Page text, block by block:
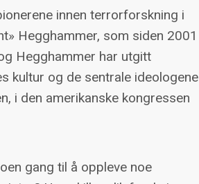
innen terrorforskning i
Hegghammer, som siden 2001
Hegghammer har utgitt
kultur og de sentrale ideologene
i den amerikanske kongressen
gang til å oppleve noe